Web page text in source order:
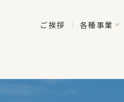
ご挨拶 各種事業